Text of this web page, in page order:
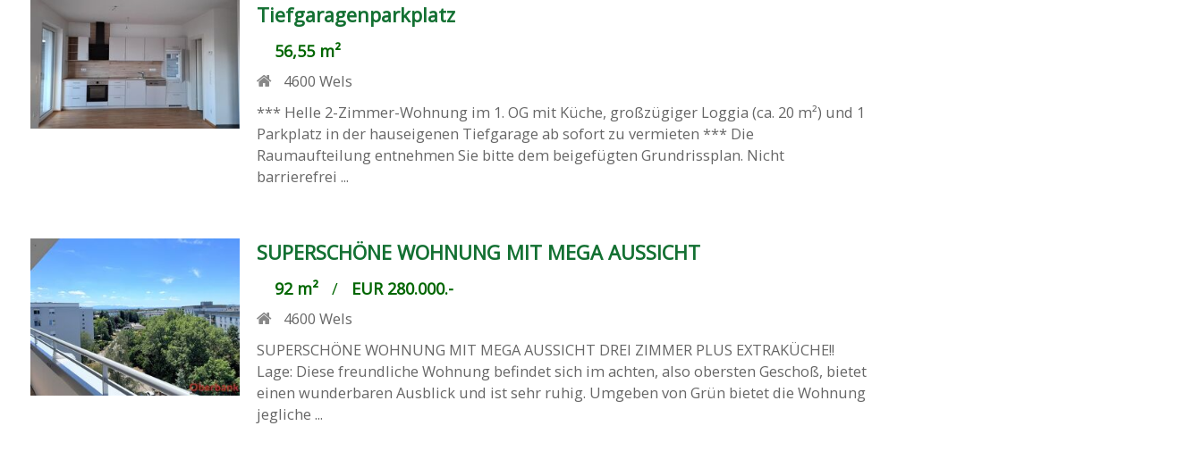
Tiefgaragenparkplatz
56,55 m²
4600 Wels
*** Helle 2-Zimmer-Wohnung im 1. OG mit Küche, großzügiger Loggia (ca. 20 m²) und 1
Parkplatz in der hauseigenen Tiefgarage ab sofort zu vermieten *** Die
Raumaufteilung entnehmen Sie bitte dem beigefügten Grundrissplan. Nicht
barrierefrei ...
SUPERSCHÖNE WOHNUNG MIT MEGA AUSSICHT
92 m²/ EUR 280.000.-
4600 Wels
SUPERSCHÖNE WOHNUNG MIT MEGA AUSSICHT DREI ZIMMER PLUS EXTRAKÜCHE!!
Lage: Diese freundliche Wohnung befindet sich im achten, also obersten Geschoß, bietet
einen wunderbaren Ausblick und ist sehr ruhig. Umgeben von Grün bietet die Wohnung
jegliche ...